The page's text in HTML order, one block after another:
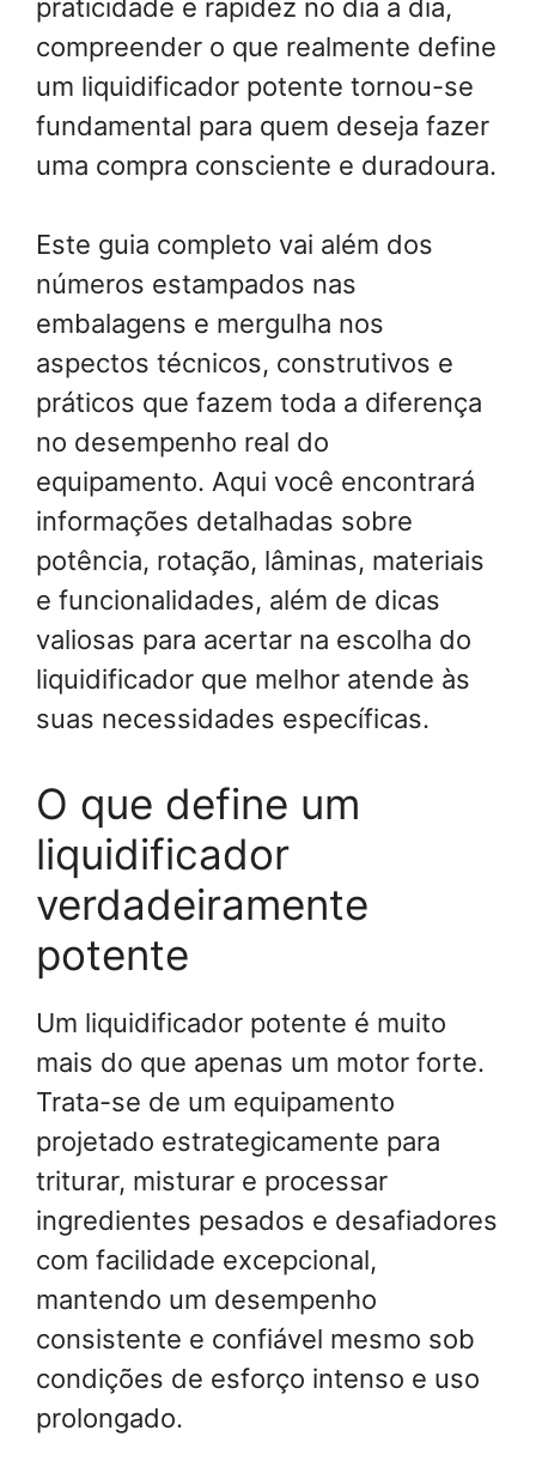
praticidade e rapidez no dia a dia,
compreender o que realmente define
um liquidificador potente tornou-se
fundamental para quem deseja fazer
uma compra consciente e duradoura.
Este guia completo vai além dos
números estampados nas
embalagens e mergulha nos
aspectos técnicos, construtivos e
práticos que fazem toda a diferença
no desempenho real do
equipamento. Aqui você encontrará
informações detalhadas sobre
potência, rotação, lâminas, materiais
e funcionalidades, além de dicas
valiosas para acertar na escolha do
liquidificador que melhor atende às
suas necessidades específicas.
O que define um
liquidificador
verdadeiramente
potente
Um liquidificador potente é muito
mais do que apenas um motor forte.
Trata-se de um equipamento
projetado estrategicamente para
triturar, misturar e processar
ingredientes pesados e desafiadores
com facilidade excepcional,
mantendo um desempenho
consistente e confiável mesmo sob
condições de esforço intenso e uso
prolongado.